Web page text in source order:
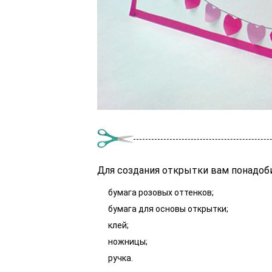
Для создания открытки вам
бумага розовых оттенков;
бумага для основы открытки;
клей;
ножницы;
ручка.